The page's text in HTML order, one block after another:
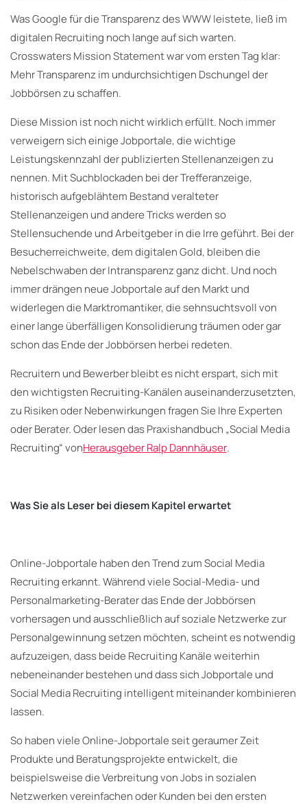
Was Google für die Transparenz des WWW leistete, ließ im
digitalen Recruiting noch lange auf sich warten.
Crosswaters Mission Statement war vom ersten Tag klar:
Mehr Transparenz im undurchsichtigen Dschungel der
Jobbörsen zu schaffen.
Diese Mission ist noch nicht wirklich erfüllt. Noch immer
verweigern sich einige Jobportale, die wichtige
Leistungskennzahl der publizierten Stellenanzeigen zu
nennen. Mit Suchblockaden bei der Trefferanzeige,
historisch aufgeblähtem Bestand veralteter
Stellenanzeigen und andere Tricks werden so
Stellensuchende und Arbeitgeber in die Irre geführt. Bei der
Besucherreichweite, dem digitalen Gold, bleiben die
Nebelschwaben der Intransparenz ganz dicht. Und noch
immer drängen neue Jobportale auf den Markt und
widerlegen die Marktromantiker, die sehnsuchtsvoll von
einer lange überfälligen Konsolidierung träumen oder gar
schon das Ende der Jobbörsen herbei redeten.
Recruitern und Bewerber bleibt es nicht erspart, sich mit
den wichtigsten Recruiting-Kanälen auseinanderzusetzten,
zu Risiken oder Nebenwirkungen fragen Sie Ihre Experten
oder Berater. Oder lesen das Praxishandbuch „Social Media
Recruiting“ vonHerausgeber Ralp Dannhäuser.
Was Sie als Leser bei diesem Kapitel erwartet
Online-Jobportale haben den Trend zum Social Media
Recruiting erkannt. Während viele Social-Media- und
Personalmarketing-Berater das Ende der Jobbörsen
vorhersagen und ausschließlich auf soziale Netzwerke zur
Personalgewinnung setzen möchten, scheint es notwendig
aufzuzeigen, dass beide Recruiting Kanäle weiterhin
nebeneinander bestehen und dass sich Jobportale und
Social Media Recruiting intelligent miteinander kombinieren
lassen.
So haben viele Online-Jobportale seit geraumer Zeit
Produkte und Beratungsprojekte entwickelt, die
beispielsweise die Verbreitung von Jobs in sozialen
Netzwerken vereinfachen oder Kunden bei den ersten